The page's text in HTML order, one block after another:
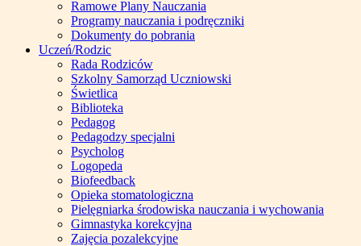
Ramowe Plany Nauczania
Programy nauczania i podręczniki
Dokumenty do pobrania
Uczeń/Rodzic
Rada Rodziców
Szkolny Samorząd Uczniowski
Świetlica
Biblioteka
Pedagog
Pedagodzy specjalni
Psycholog
Logopeda
Biofeedback
Opieka stomatologiczna
Pielęgniarka środowiska nauczania i wychowania
Gimnastyka korekcyjna
Zajęcia pozalekcyjne